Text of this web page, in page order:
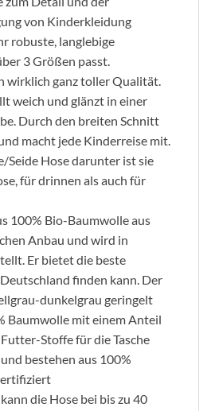
von Kinderkleidung
robuste, langlebige
3 Größen passt.
wirklich ganz toller Qualität.
weich und glänzt in einer
Durch den breiten Schnitt
macht jede Kinderreise mit.
Seide Hose darunter ist sie
für drinnen als auch für
100% Bio-Baumwolle aus
Anbau und wird in
Er bietet die beste
finden kann. Der
dunkelgrau geringelt
Baumwolle mit einem Anteil
Stoffe für die Tasche
bestehen aus 100%
die Hose bei bis zu 40